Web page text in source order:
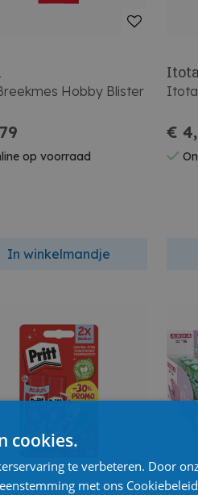
Hobby Blister
op voorraad
In winkelmandje
€
cookies.
te verbeteren. Door
met ons